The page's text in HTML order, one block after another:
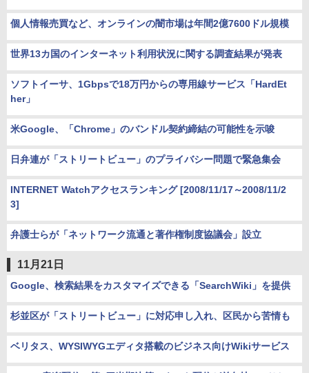
個人情報売買など、オンラインの闇市場は年間2億7600ドル規模
世界13カ国のインターネット利用状況に関する調査結果が発表
ソフトイーサ、1Gbpsで18万円からの専用線サービス「HardEt
her」
米Google、「Chrome」のバンドル契約締結の可能性を示唆
日弁連が「ストリートビュー」のプライバシー問題で緊急集会
INTERNET Watchアクセスランキング [2008/11/17～2008/11/2
3]
弁護士らが「ネットワーク流通と著作権制度協議会」設立
11月21日
Google、検索結果をカスタマイズできる「SearchWiki」を提供
杉並区が「ストリートビュー」に対応申し入れ、区民から苦情も
ベリタス、WYSIWYGエディタ搭載のビジネス向けWikiサービス